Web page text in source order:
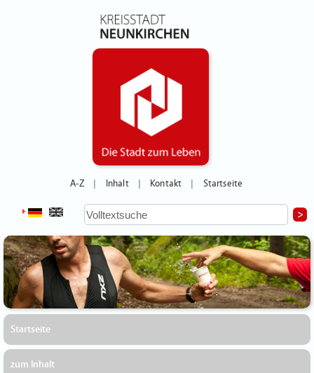
A-Z Inhalt Kontakt Startseite
Startseite
zum Inhalt